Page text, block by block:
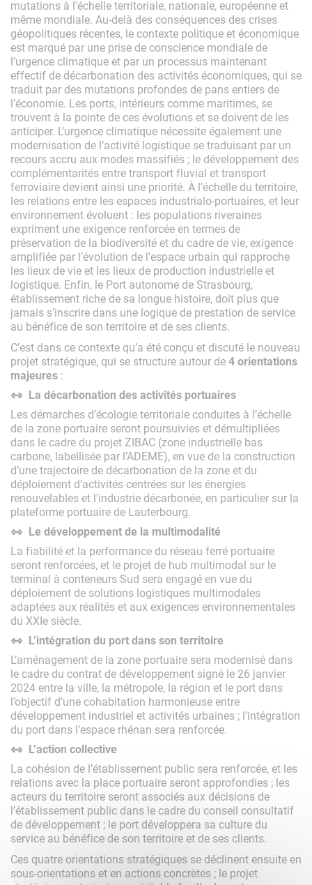
mutations à l’échelle territoriale, nationale, européenne et
même mondiale. Au-delà des conséquences des crises
géopolitiques récentes, le contexte politique et économique
est marqué par une prise de conscience mondiale de
l’urgence climatique et par un processus maintenant
effectif de décarbonation des activités économiques, qui se
traduit par des mutations profondes de pans entiers de
l’économie. Les ports, intérieurs comme maritimes, se
trouvent à la pointe de ces évolutions et se doivent de les
anticiper. L’urgence climatique nécessite également une
modernisation de l’activité logistique se traduisant par un
recours accru aux modes massifiés ; le développement des
complémentarités entre transport fluvial et transport
ferroviaire devient ainsi une priorité. À l’échelle du territoire,
les relations entre les espaces industrialo-portuaires, et leur
environnement évoluent : les populations riveraines
expriment une exigence renforcée en termes de
préservation de la biodiversité et du cadre de vie, exigence
amplifiée par l’évolution de l’espace urbain qui rapproche
les lieux de vie et les lieux de production industrielle et
logistique. Enfin, le Port autonome de Strasbourg,
établissement riche de sa longue histoire, doit plus que
jamais s’inscrire dans une logique de prestation de service
au bénéfice de son territoire et de ses clients.
C’est dans ce contexte qu’a été conçu et discuté le nouveau
projet stratégique, qui se structure autour de4 orientations
majeures :
La décarbonation des activités portuaires
Les démarches d’écologie territoriale conduites à l’échelle
de la zone portuaire seront poursuivies et démultipliées
dans le cadre du projet ZIBAC (zone industrielle bas
carbone, labellisée par l’ADEME), en vue de la construction
d’une trajectoire de décarbonation de la zone et du
déploiement d’activités centrées sur les énergies
renouvelables et l’industrie décarbonée, en particulier sur la
plateforme portuaire de Lauterbourg.
Le développement de la multimodalité
La fiabilité et la performance du réseau ferré portuaire
seront renforcées, et le projet de hub multimodal sur le
terminal à conteneurs Sud sera engagé en vue du
déploiement de solutions logistiques multimodales
adaptées aux réalités et aux exigences environnementales
du XXIe siècle.
L’intégration du port dans son territoire
L’aménagement de la zone portuaire sera modernisé dans
le cadre du contrat de développement signé le 26 janvier
2024 entre la ville, la métropole, la région et le port dans
l’objectif d’une cohabitation harmonieuse entre
développement industriel et activités urbaines ; l’intégration
du port dans l’espace rhénan sera renforcée.
L’action collective
La cohésion de l’établissement public sera renforcée, et les
relations avec la place portuaire seront approfondies ; les
acteurs du territoire seront associés aux décisions de
l’établissement public dans le cadre du conseil consultatif
de développement ; le port développera sa culture du
service au bénéfice de son territoire et de ses clients.
Ces quatre orientations stratégiques se déclinent ensuite en
sous-orientations et en actions concrètes ; le projet